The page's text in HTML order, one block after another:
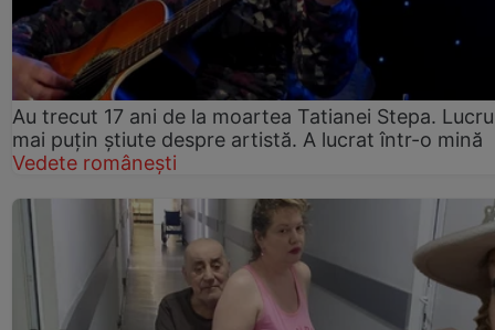
Au trecut 17 ani de la moartea Tatianei Stepa.
mai puțin știute despre artistă. A lucrat într-o mină
Vedete românești